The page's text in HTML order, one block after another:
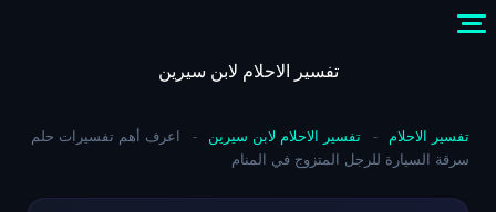
content
تفسير الاحلام لابن سيرين
تفسير الاحلام - تفسير الاحلام لابن سيرين -
اعرف أهم تفسيرات حلم
سرقة السيارة للرجل المتزوج في المنام